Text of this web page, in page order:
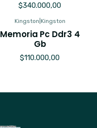
$340.000,00
Kingston Kingston
Memoria Pc Ddr3 4
Gb
$110.000,00